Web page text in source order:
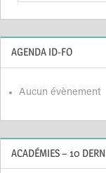
AGENDA ID-FO
Aucun évènement
ACADÉMIES – 10